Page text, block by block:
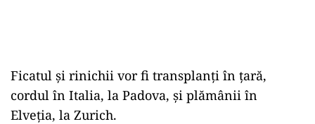
Ficatul și rinichii vor fi transplanți în țară,
cordul în Italia, la Padova, și plămânii în
Elveția, la Zurich.